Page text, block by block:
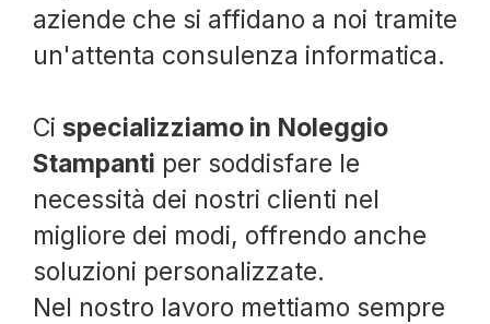
aziende che si affidano a noi tramite
un'attenta consulenza informatica.
Ci specializziamo in Noleggio
Stampanti per soddisfare le
necessità dei nostri clienti nel
migliore dei modi, offrendo anche
soluzioni personalizzate.
Nel nostro lavoro mettiamo sempre